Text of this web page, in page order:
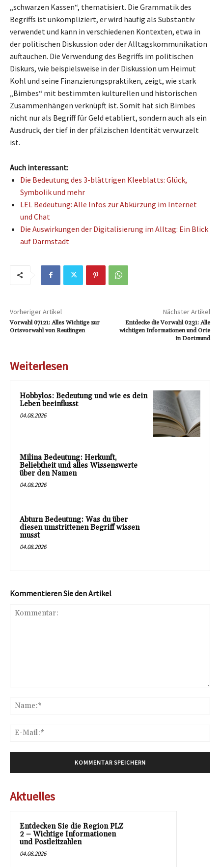
„schwarzen Kassen“, thematisiert. Die Grammatik des
Begriffs ist unkompliziert, er wird häufig als Substantiv
verwendet und kann in verschiedenen Kontexten, etwa in
der politischen Diskussion oder der Alltagskommunikation
auftauchen. Die Verwendung des Begriffs im politischen
Diskurs, wie beispielsweise in der Diskussion um Heimut
Kohl und seine Finanzierungspraktiken, zeigt, wie stark
„Bimbes“ mit bestimmten kulturellen und historischen
Zusammenhängen verknüpft ist. Somit hat sich Bimbes
nicht nur als Begriff für Geld etabliert, sondern auch als ein
Ausdruck, der tief in der pfälzischen Identität verwurzelt
ist.
Auch interessant:
Die Bedeutung des 3-blättrigen Kleeblatts: Glück,
Symbolik und mehr
LEL Bedeutung: Alle Infos zur Abkürzung im Internet
und Chat
Die Auswirkungen der Digitalisierung im Alltag: Ein Blick
auf Darmstadt
Vorheriger Artikel
Vorwahl 07121: Alles Wichtige zur
Ortsvorwahl von Reutlingen
Nächster Artikel
Entdecke die Vorwahl 0231: Alle
wichtigen Informationen und Orte
in Dortmund
Weiterlesen
Hobbylos: Bedeutung und wie es dein
Leben beeinflusst
04.08.2026
Milina Bedeutung: Herkunft,
Beliebtheit und alles Wissenswerte
über den Namen
04.08.2026
Abturn Bedeutung: Was du über
diesen umstrittenen Begriff wissen
musst
04.08.2026
Kommentieren Sie den Artikel
Aktuelles
Entdecken Sie die Region PLZ
2 – Wichtige Informationen
und Postleitzahlen
04.08.2026